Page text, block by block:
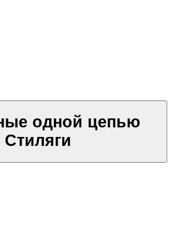
одной цепью
Стиляги